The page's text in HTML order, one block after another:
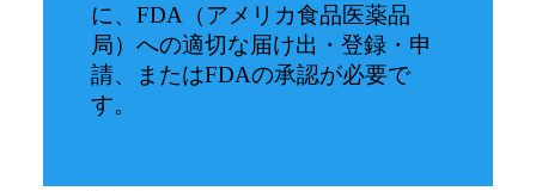
に、FDA（アメリカ食品医薬品
局）への適切な届け出・登録・申
請、またはFDAの承認が必要で
す。